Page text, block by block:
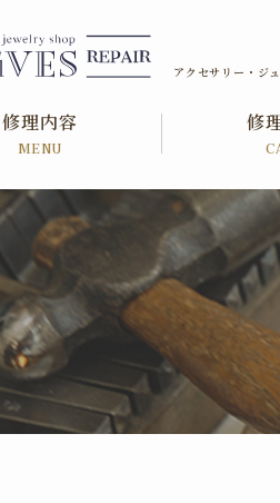
アクセサリー・ジ
修理内容
MENU
修